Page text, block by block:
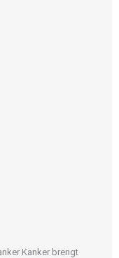
Kanker brengt